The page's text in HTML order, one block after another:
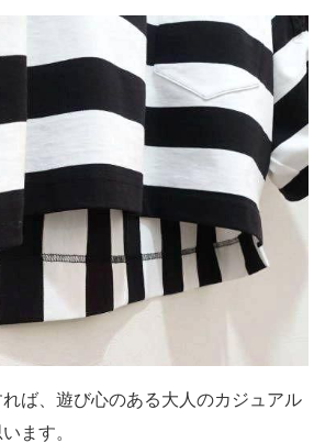
ば、遊び心のある大人のカジュアル
ます。